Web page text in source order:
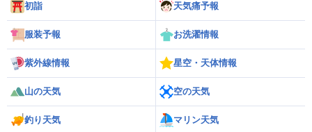
初詣 天気痛予報
服装予報 お洗濯情報
紫外線情報 星空・天体情報
山の天気 空の天気
釣り天気 マリン天気